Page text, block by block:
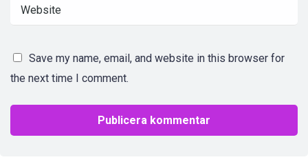
Save my name, email, and website in this browser for
the next time I comment.